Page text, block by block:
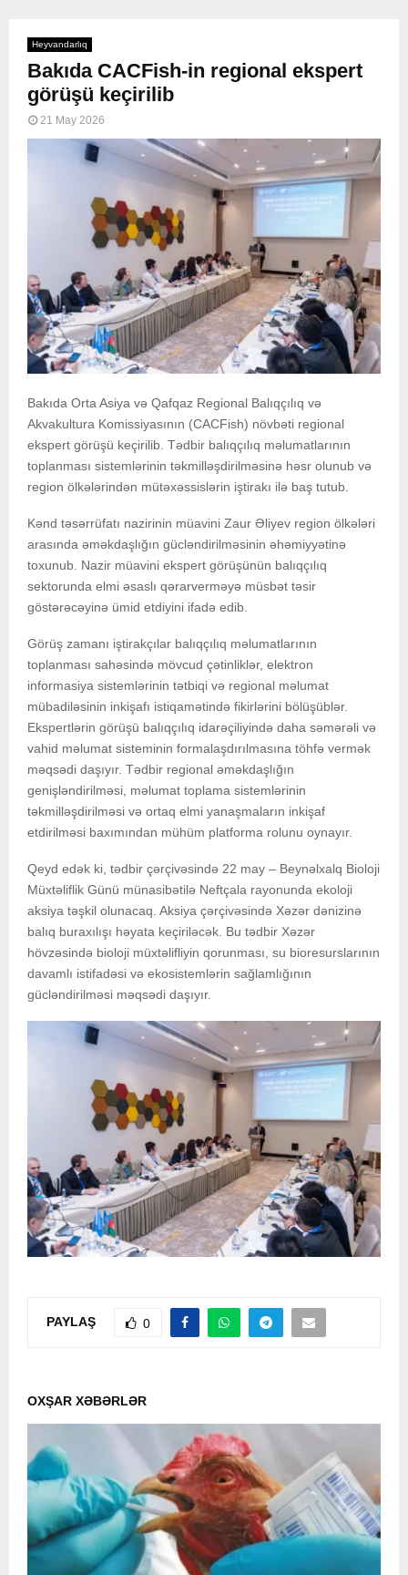
Heyvandarlıq
Bakıda CACFish-in regional ekspert
görüşü keçirilib
21 May 2026
Bakıda Orta Asiya və Qafqaz Regional Balıqçılıq və
Akvakultura Komissiyasının (CACFish) növbəti regional
ekspert görüşü keçirilib. Tədbir balıqçılıq məlumatlarının
toplanması sistemlərinin təkmilləşdirilməsinə həsr olunub və
region ölkələrindən mütəxəssislərin iştirakı ilə baş tutub.
Kənd təsərrüfatı nazirinin müavini Zaur Əliyev region ölkələri
arasında əməkdaşlığın gücləndirilməsinin əhəmiyyətinə
toxunub. Nazir müavini ekspert görüşünün balıqçılıq
sektorunda elmi əsaslı qərarverməyə müsbət təsir
göstərəcəyinə ümid etdiyini ifadə edib.
Görüş zamanı iştirakçılar balıqçılıq məlumatlarının
toplanması sahəsində mövcud çətinliklər, elektron
informasiya sistemlərinin tətbiqi və regional məlumat
mübadiləsinin inkişafı istiqamətində fikirlərini bölüşüblər.
Ekspertlərin görüşü balıqçılıq idarəçiliyində daha səmərəli və
vahid məlumat sisteminin formalaşdırılmasına töhfə vermək
məqsədi daşıyır. Tədbir regional əməkdaşlığın
genişləndirilməsi, məlumat toplama sistemlərinin
təkmilləşdirilməsi və ortaq elmi yanaşmaların inkişaf
etdirilməsi baxımından mühüm platforma rolunu oynayır.
Qeyd edək ki, tədbir çərçivəsində 22 may – Beynəlxalq Bioloji
Müxtəliflik Günü münasibətilə Neftçala rayonunda ekoloji
aksiya təşkil olunacaq. Aksiya çərçivəsində Xəzər dənizinə
balıq buraxılışı həyata keçiriləcək. Bu tədbir Xəzər
hövzəsində bioloji müxtəlifliyin qorunması, su bioresurslarının
davamlı istifadəsi və ekosistemlərin sağlamlığının
gücləndirilməsi məqsədi daşıyır.
PAYLAŞ 0
OXŞAR XƏBƏRLƏR